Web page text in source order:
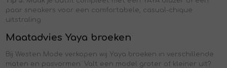
paar sneakers voor een comfortabele, casual-chique
uitstraling.
Maatadvies Yaya broeken
Bij Westen Mode verkopen wij Yaya broeken in verschillende
maten en pasvormen. Valt een model groter of kleiner uit?